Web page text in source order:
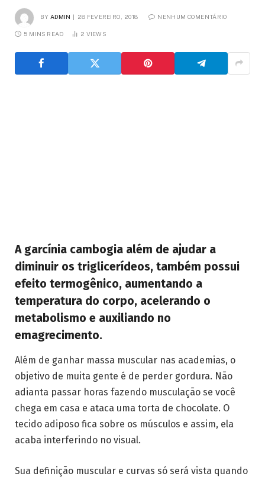
BY ADMIN 28 FEVEREIRO, 2018 NENHUM COMENTÁRIO
5 MINS READ 2 VIEWS
A garcínia cambogia além de ajudar a
diminuir os triglicerídeos, também possui
efeito termogênico, aumentando a
temperatura do corpo, acelerando o
metabolismo e auxiliando no
emagrecimento.
Além de ganhar massa muscular nas academias, o
objetivo de muita gente é de perder gordura. Não
adianta passar horas fazendo musculação se você
chega em casa e ataca uma torta de chocolate. O
tecido adiposo fica sobre os músculos e assim, ela
acaba interferindo no visual.
Sua definição muscular e curvas só será vista quando